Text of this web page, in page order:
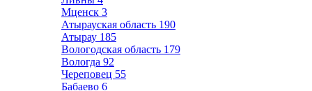
Мценск 3
Атырауская область 190
Атырау 185
Вологодская область 179
Вологда 92
Череповец 55
Бабаево 6